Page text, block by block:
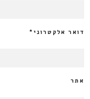
דואר אלקטרוני *
אתר